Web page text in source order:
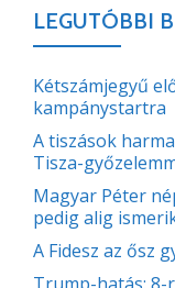
LEGUTÓBBI
Kétszámjegyű
kampánystartra
A tiszások
Tisza-
Magyar Péter
pedig alig
A Fidesz az ősz